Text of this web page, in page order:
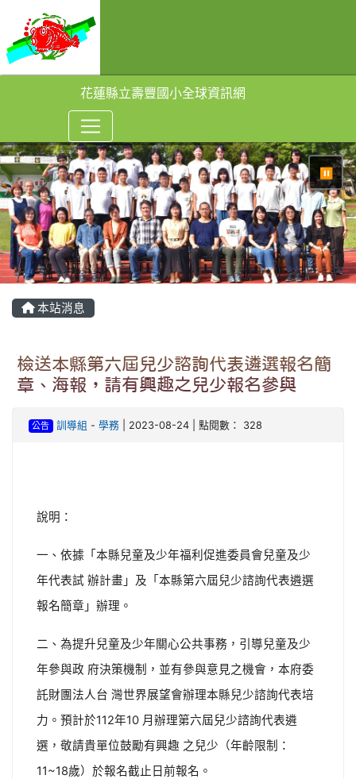
花蓮縣立壽豐國小全球資訊網
⏸
本站消息
檢送本縣第六屆兒少諮詢代表遴選報名簡
章、海報，請有興趣之兒少報名參與
公告 訓導組 - 學務| 2023-08-24 | 點閱數： 328
說明：
一、依據「本縣兒童及少年福利促進委員會兒童及少
年代表試 辦計畫」及「本縣第六屆兒少諮詢代表遴選
報名簡章」辦理。
二、為提升兒童及少年關心公共事務，引導兒童及少
年參與政 府決策機制，並有參與意見之機會，本府委
託財團法人台 灣世界展望會辦理本縣兒少諮詢代表培
力。預計於112年10 月辦理第六屆兒少諮詢代表遴
選，敬請貴單位鼓勵有興趣 之兒少（年齡限制：
11~18歲）於報名截止日前報名。